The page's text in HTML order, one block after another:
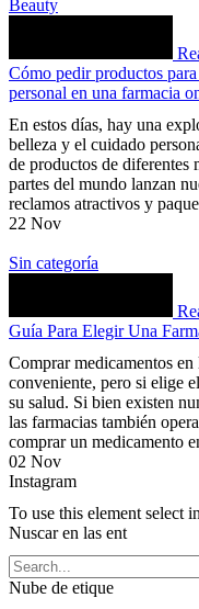
Beauty
Cómo pedir productos
personal en una farmacia
En estos días, hay una
belleza y el cuidado
de productos de diferentes
partes del mundo lanzan
reclamos atractivos y
22 Nov
Sin categoría
Guía Para Elegir Una
Comprar medicamentos
conveniente, pero si elige
su salud. Si bien existen
las farmacias también
comprar un medicamento
02 Nov
Instagram
To use this element select
Nuscar en las ent
Nube de etique